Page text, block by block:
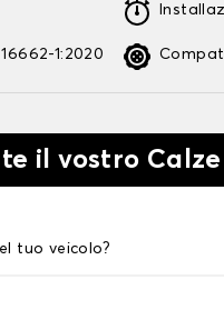
1:2020
il vostro
tuo veicolo?